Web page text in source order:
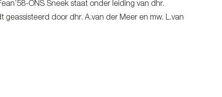
ONS Sneek staat onder leiding van dhr.
geassisteerd door dhr. A.van der Meer en mw. L.van